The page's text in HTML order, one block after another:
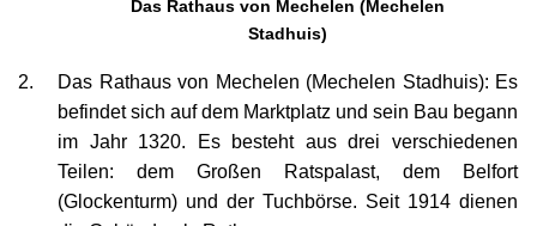
Stadhuis)
befindet sich auf dem Marktplatz und sein Bau begann
im Jahr 1320. Es besteht aus drei verschiedenen
Teilen: dem Großen Ratspalast, dem Belfort
(Glockenturm) und der Tuchbörse. Seit 1914 dienen
die Gebäude als Rathaus.